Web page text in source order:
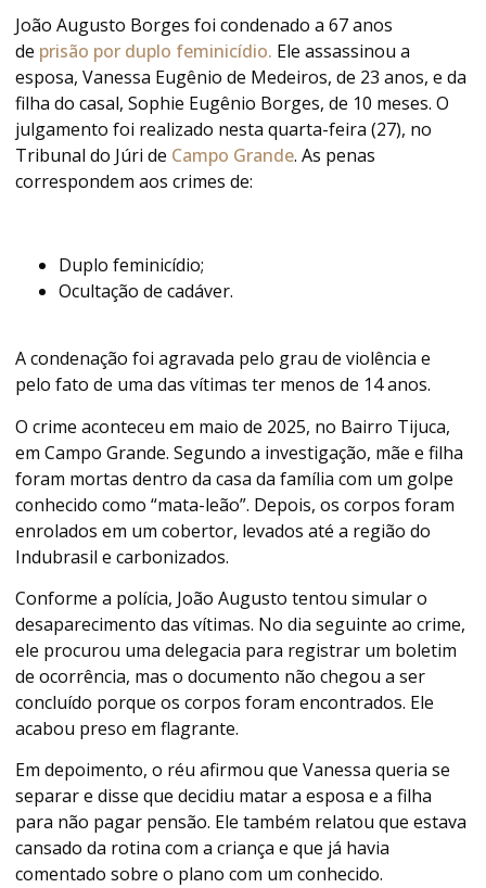
João Augusto Borges foi condenado a 67 anos
de prisão por duplo feminicídio. Ele assassinou a
esposa, Vanessa Eugênio de Medeiros, de 23 anos, e da
filha do casal, Sophie Eugênio Borges, de 10 meses. O
julgamento foi realizado nesta quarta-feira (27), no
Tribunal do Júri de Campo Grande. As penas
correspondem aos crimes de:
Duplo feminicídio;
Ocultação de cadáver.
A condenação foi agravada pelo grau de violência e
pelo fato de uma das vítimas ter menos de 14 anos.
O crime aconteceu em maio de 2025, no Bairro Tijuca,
em Campo Grande. Segundo a investigação, mãe e filha
foram mortas dentro da casa da família com um golpe
conhecido como “mata-leão”. Depois, os corpos foram
enrolados em um cobertor, levados até a região do
Indubrasil e carbonizados.
Conforme a polícia, João Augusto tentou simular o
desaparecimento das vítimas. No dia seguinte ao crime,
ele procurou uma delegacia para registrar um boletim
de ocorrência, mas o documento não chegou a ser
concluído porque os corpos foram encontrados. Ele
acabou preso em flagrante.
Em depoimento, o réu afirmou que Vanessa queria se
separar e disse que decidiu matar a esposa e a filha
para não pagar pensão. Ele também relatou que estava
cansado da rotina com a criança e que já havia
comentado sobre o plano com um conhecido.